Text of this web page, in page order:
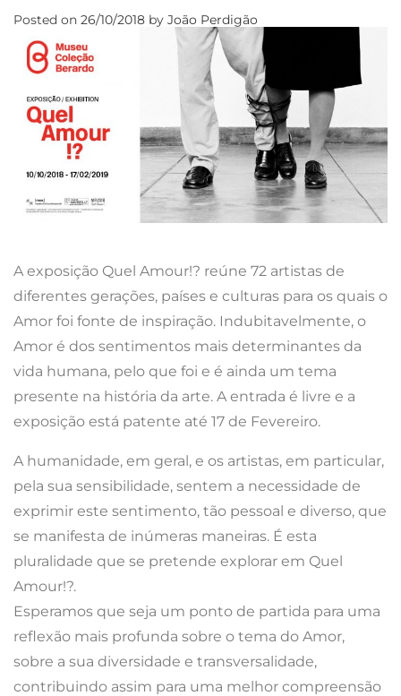
Posted on 26/10/2018 by João Perdigão
A exposição Quel Amour!? reúne 72 artistas de
diferentes gerações, países e culturas para os quais o
Amor foi fonte de inspiração. Indubitavelmente, o
Amor é dos sentimentos mais determinantes da
vida humana, pelo que foi e é ainda um tema
presente na história da arte. A entrada é livre e a
exposição está patente até 17 de Fevereiro.
A humanidade, em geral, e os artistas, em particular,
pela sua sensibilidade, sentem a necessidade de
exprimir este sentimento, tão pessoal e diverso, que
se manifesta de inúmeras maneiras. É esta
pluralidade que se pretende explorar em Quel
Amour!?.
Esperamos que seja um ponto de partida para uma
reflexão mais profunda sobre o tema do Amor,
sobre a sua diversidade e transversalidade,
contribuindo assim para uma melhor compreensão